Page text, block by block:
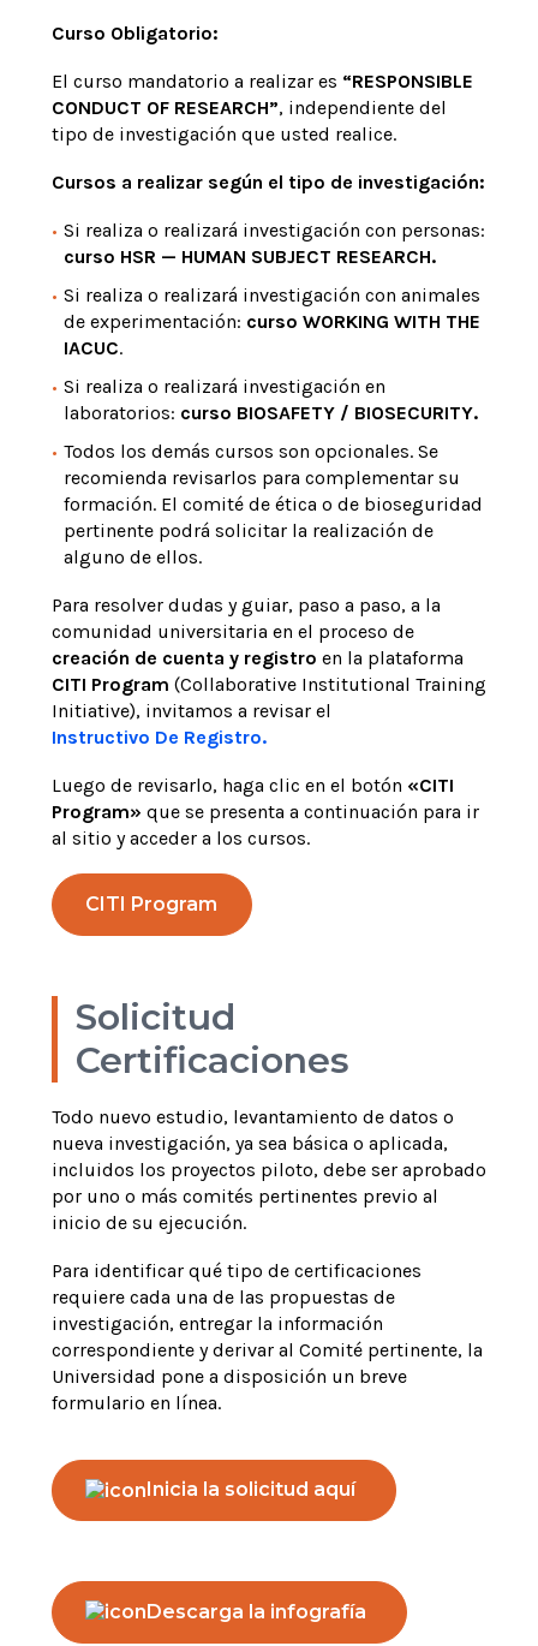
Curso Obligatorio:
El curso mandatorio a realizar es “RESPONSIBLE
CONDUCT OF RESEARCH”, independiente del
tipo de investigación que usted realice.
Cursos a realizar según el tipo de investigación:
Si realiza o realizará investigación con personas:
curso HSR — HUMAN SUBJECT RESEARCH.
Si realiza o realizará investigación con animales
de experimentación: curso WORKING WITH THE
IACUC.
Si realiza o realizará investigación en
laboratorios: curso BIOSAFETY / BIOSECURITY.
Todos los demás cursos son opcionales. Se
recomienda revisarlos para complementar su
formación. El comité de ética o de bioseguridad
pertinente podrá solicitar la realización de
alguno de ellos.
Para resolver dudas y guiar, paso a paso, a la
comunidad universitaria en el proceso de
creación de cuenta y registro en la plataforma
CITI Program (Collaborative Institutional Training
Initiative), invitamos a revisar el
Instructivo De Registro.
Luego de revisarlo, haga clic en el botón «CITI
Program» que se presenta a continuación para ir
al sitio y acceder a los cursos.
CITI Program
Solicitud
Certificaciones
Todo nuevo estudio, levantamiento de datos o
nueva investigación, ya sea básica o aplicada,
incluidos los proyectos piloto, debe ser aprobado
por uno o más comités pertinentes previo al
inicio de su ejecución.
Para identificar qué tipo de certificaciones
requiere cada una de las propuestas de
investigación, entregar la información
correspondiente y derivar al Comité pertinente, la
Universidad pone a disposición un breve
formulario en línea.
Inicia la solicitud aquí
Descarga la infografía